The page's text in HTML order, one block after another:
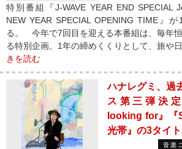
特別番組『J-WAVE YEAR END SPECIAL
NEW YEAR SPECIAL OPENING TIME』
る。 今年で7回目を迎える本番組は、毎年
る特別企画。1年の締めくくりとして、旅や
きを読む
ハナレグミ、過
ス第三弾決
looking for』『
光帯』の3タイ
音楽